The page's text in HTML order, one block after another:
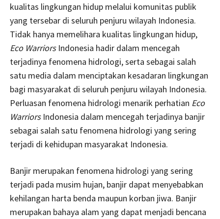
kualitas lingkungan hidup melalui komunitas publik
yang tersebar di seluruh penjuru wilayah Indonesia.
Tidak hanya memelihara kualitas lingkungan hidup,
Eco WarriorsIndonesia hadir dalam mencegah
terjadinya fenomena hidrologi, serta sebagai salah
satu media dalam menciptakan kesadaran lingkungan
bagi masyarakat di seluruh penjuru wilayah Indonesia.
Perluasan fenomena hidrologi menarik perhatian Eco
WarriorsIndonesia dalam mencegah terjadinya banjir
sebagai salah satu fenomena hidrologi yang sering
terjadi di kehidupan masyarakat Indonesia.
Banjir merupakan fenomena hidrologi yang sering
terjadi pada musim hujan, banjir dapat menyebabkan
kehilangan harta benda maupun korban jiwa. Banjir
merupakan bahaya alam yang dapat menjadi bencana